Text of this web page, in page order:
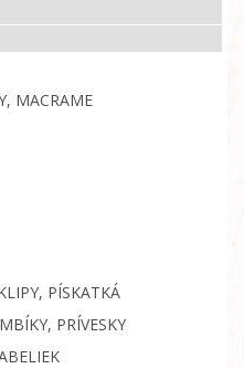
MACRAME
PÍSKATKÁ
PRÍVESKY